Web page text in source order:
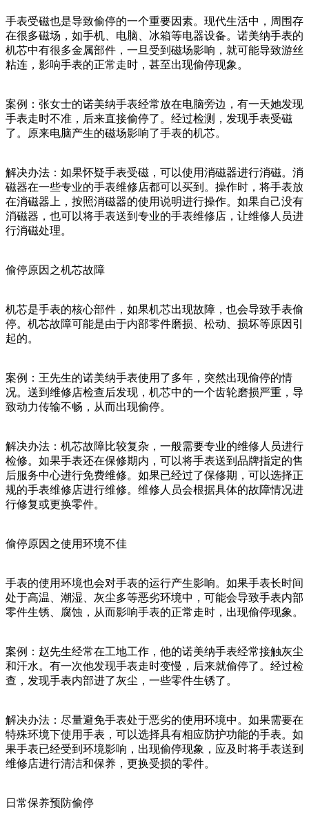
手表受磁也是导致偷停的一个重要因素。现代生活中，周围存
在很多磁场，如手机、电脑、冰箱等电器设备。诺美纳手表的
机芯中有很多金属部件，一旦受到磁场影响，就可能导致游丝
粘连，影响手表的正常走时，甚至出现偷停现象。
案例：张女士的诺美纳手表经常放在电脑旁边，有一天她发现
手表走时不准，后来直接偷停了。经过检测，发现手表受磁
了。原来电脑产生的磁场影响了手表的机芯。
解决办法：如果怀疑手表受磁，可以使用消磁器进行消磁。消
磁器在一些专业的手表维修店都可以买到。操作时，将手表放
在消磁器上，按照消磁器的使用说明进行操作。如果自己没有
消磁器，也可以将手表送到专业的手表维修店，让维修人员进
行消磁处理。
偷停原因之机芯故障
机芯是手表的核心部件，如果机芯出现故障，也会导致手表偷
停。机芯故障可能是由于内部零件磨损、松动、损坏等原因引
起的。
案例：王先生的诺美纳手表使用了多年，突然出现偷停的情
况。送到维修店检查后发现，机芯中的一个齿轮磨损严重，导
致动力传输不畅，从而出现偷停。
解决办法：机芯故障比较复杂，一般需要专业的维修人员进行
检修。如果手表还在保修期内，可以将手表送到品牌指定的售
后服务中心进行免费维修。如果已经过了保修期，可以选择正
规的手表维修店进行维修。维修人员会根据具体的故障情况进
行修复或更换零件。
偷停原因之使用环境不佳
手表的使用环境也会对手表的运行产生影响。如果手表长时间
处于高温、潮湿、灰尘多等恶劣环境中，可能会导致手表内部
零件生锈、腐蚀，从而影响手表的正常走时，出现偷停现象。
案例：赵先生经常在工地工作，他的诺美纳手表经常接触灰尘
和汗水。有一次他发现手表走时变慢，后来就偷停了。经过检
查，发现手表内部进了灰尘，一些零件生锈了。
解决办法：尽量避免手表处于恶劣的使用环境中。如果需要在
特殊环境下使用手表，可以选择具有相应防护功能的手表。如
果手表已经受到环境影响，出现偷停现象，应及时将手表送到
维修店进行清洁和保养，更换受损的零件。
日常保养预防偷停